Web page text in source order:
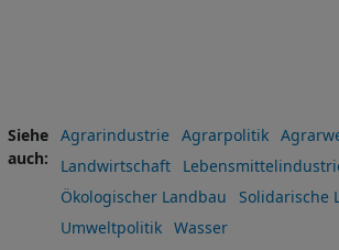
Siehe
auch
Agrarindustrie Agrarpolitik
Landwirtschaft
Ökologischer Landbau
Solidarische
Umweltpolitik
Wasser